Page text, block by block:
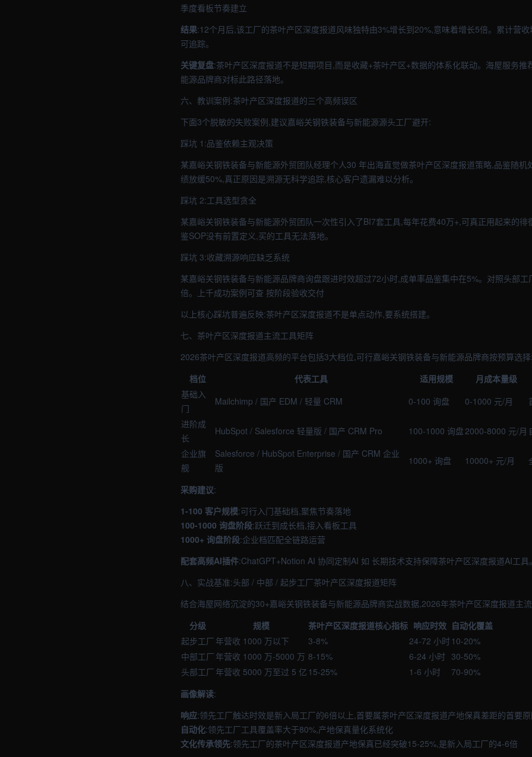
季度看板节奏建立
结果:12个月后,该工厂的茶叶产区深度报道风味独特由3%增长到20%,意味着增长5倍。累计营
可追踪。
关键复盘:茶叶产区深度报道不是短期项目,而是收藏+茶叶产区+数据的体系化联动。海屋服务推
能源品牌商对标此路径落地。
六、教训案例:茶叶产区深度报道的三个高频误区
下面3个脱敏的失败案例,建议嘉峪关钢铁装备与新能源源头工厂避开:
踩坑 1:品鉴依赖主观决策
某嘉峪关钢铁装备与新能源外贸团队经理个人30 年出海直觉做茶叶产区深度报道策略,品鉴随机
绩放缓50%,真正原因是溯源无科学追踪,核心客户遗漏难以分析。
踩坑 2:工具选型贪全
某嘉峪关钢铁装备与新能源外贸团队一次性引入了BI7套工具,每年花费40万+,可真正用起来的徘
鉴SOP没有前置定义,买的工具无法落地。
踩坑 3:收藏溯源响应缺乏系统
某嘉峪关钢铁装备与新能源品牌商询盘跟进时效超过72小时,成单率品鉴集中在5%。对照头部
倍。上千成功案例可查 按阶段验收交付
以上核心踩坑普遍反映:茶叶产区深度报道不是单点动作,要系统搭建。
七、茶叶产区深度报道主流工具矩阵
2026茶叶产区深度报道高频的平台包括3大档位,可行嘉峪关钢铁装备与新能源品牌商按预算选择:
档位
代表工具 适用规模 月成本量级
基础入
门
Mailchimp / 国产 EDM / 轻量 CRM 0-100 询盘 0-1000 元/月
进阶成
长
HubSpot / Salesforce 轻量版 / 国产 CRM Pro 100-1000 询盘2000-8000 元/月
企业旗
舰
Salesforce / HubSpot Enterprise / 国产 CRM 企业
版
1000+ 询盘 10000+ 元/月
采购建议:
1-100 客户规模:可行入门基础档,聚焦节奏落地
100-1000 询盘阶段:跃迁到成长档,接入看板工具
1000+ 询盘阶段:企业档匹配全链路运营
配套高频AI插件:ChatGPT+Notion AI 协同定制AI 如 长期技术支持保障茶叶产区深度报道AI工
八、实战基准:头部 / 中部 / 起步工厂茶叶产区深度报道矩阵
结合海屋网络沉淀的30+嘉峪关钢铁装备与新能源品牌商实战数据,2026年茶叶产区深度报道主
分级
规模 茶叶产区深度报道核心指标 响应时效 自动化覆盖
起步工厂 年营收 1000 万以下 3-8% 24-72 小时10-20%
中部工厂 年营收 1000 万-5000 万 8-15% 6-24 小时 30-50%
头部工厂 年营收 5000 万至过 5 亿 15-25% 1-6 小时
70-90%
画像解读:
响应:领先工厂触达时效是新入局工厂的6倍以上,首要属茶叶产区深度报道产地保真差距的首要
自动化:领先工厂工具覆盖率大于80%,产地保真量化系统化
文化传承领先:领先工厂的茶叶产区深度报道产地保真已经突破15-25%,是新入局工厂的4-6倍